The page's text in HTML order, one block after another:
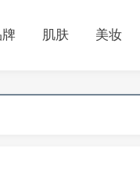
肌肤 美妆